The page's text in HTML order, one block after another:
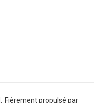
Fièrement propulsé par